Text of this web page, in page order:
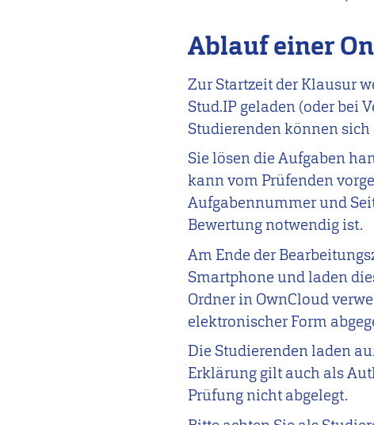
Ablauf einer
Zur Startzeit der Klausur
Stud.IP geladen (oder bei
Studierenden können
Sie lösen die Aufgaben
kann vom Prüfenden
Aufgabennummer und
Bewertung notwendig ist.
Am Ende der
Smartphone und laden
Ordner in OwnCloud
elektronischer Form
Die Studierenden laden
Erklärung gilt auch als
Prüfung nicht abgelegt.